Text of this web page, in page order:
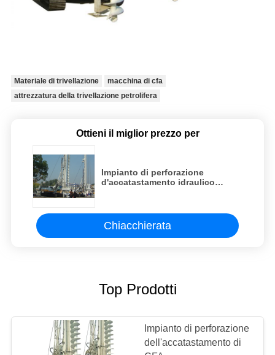
Materiale di trivellazione
macchina di cfa
attrezzatura della trivellazione petrolifera
Ottieni il miglior prezzo per
Impianto di perforazione
d'accatastamento idraulico
Chiacchierata
Top Prodotti
Impianto di perforazione
dell'accatastamento di